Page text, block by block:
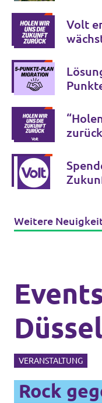
Volt
Weitere
VERANSTALTUNG
Rock